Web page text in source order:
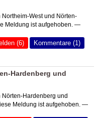
West und Nörten-
Meldung ist aufgehoben. —
(6) Kommentare (1)
Hardenberg und
Hardenberg und
Meldung ist aufgehoben. —